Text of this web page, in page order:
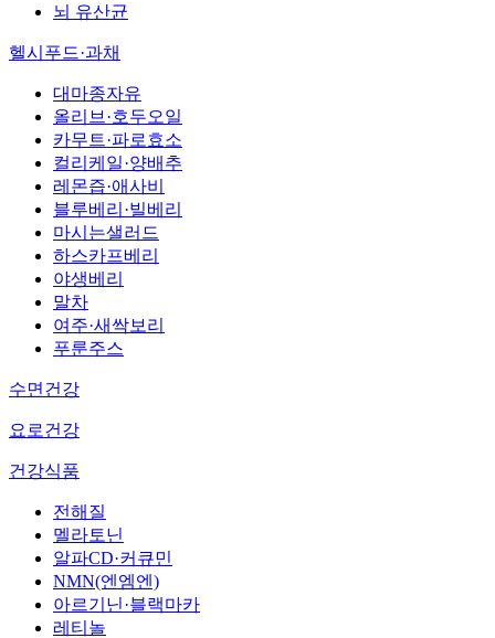
뇌 유산균
헬시푸드·과채
대마종자유
올리브·호두오일
카무트·파로효소
컬리케일·양배추
레몬즙·애사비
블루베리·빌베리
마시는샐러드
하스카프베리
야생베리
말차
여주·새싹보리
푸룬주스
수면건강
요로건강
건강식품
전해질
멜라토닌
알파CD·커큐민
NMN(엔엠엔)
아르기닌·블랙마카
레티놀